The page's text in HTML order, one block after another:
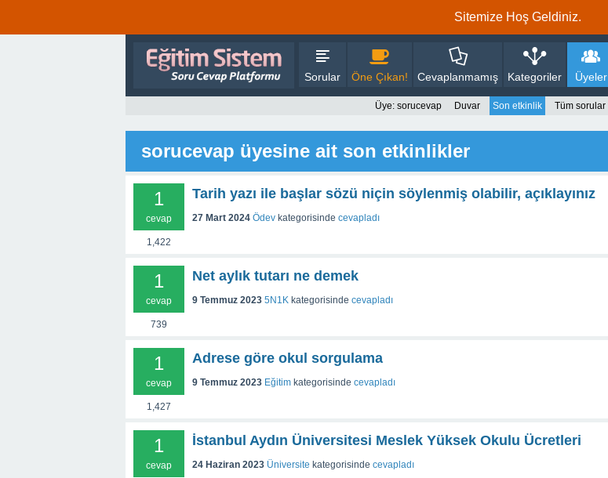
Sitemize Hoş Geldiniz.
Sorular Öne Çıkan! Cevaplanmamış Kategoriler Üyeler
Üye: sorucevap Duvar Son etkinlik Tüm sorular
sorucevap üyesine ait son etkinlikler
1
cevap
1,422
Tarih yazı ile başlar sözü niçin söylenmiş olabilir, açıklayınız
27 Mart 2024 Ödev kategorisinde cevapladı
1
cevap
739
Net aylık tutarı ne demek
9 Temmuz 2023 5N1K kategorisinde cevapladı
1
cevap
1,427
Adrese göre okul sorgulama
9 Temmuz 2023 Eğitim kategorisinde cevapladı
1
cevap
İstanbul Aydın Üniversitesi Meslek Yüksek Okulu Ücretleri
24 Haziran 2023 Üniversite kategorisinde cevapladı